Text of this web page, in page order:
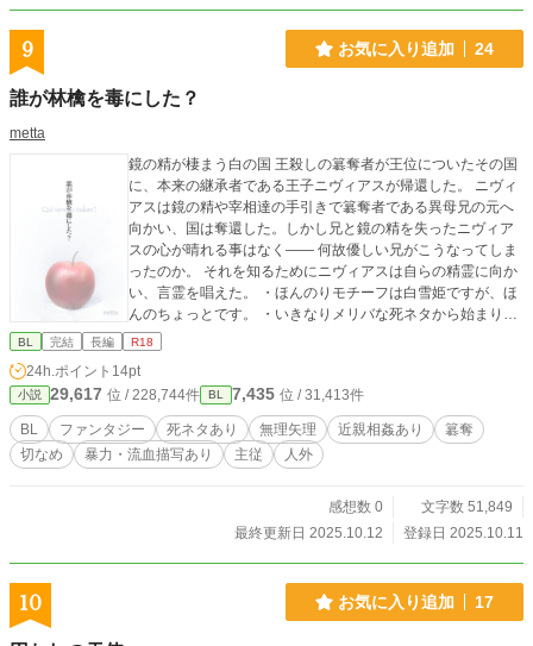
前半はシリアスめです。また、戦闘シーンがあり、狼とワイバーンが結構死にま
す。が、後半は甘々の予定。 ☆R18には＊を付けます(後半になる予定)。 ☆異
世界ものですが、設定等はゆるゆるで、ご都合主義な展開もあるかと…寛大な心
でお読みいただけると幸いです。 古代？設定なのに、猫科、犬科動物という概
念があるの？そもそも猫、犬自体が生息してるの？と、途中で筆者自身が疑問に
9 お気に入り追加 24
誰が林檎を毒にした？
metta
鏡の精が棲まう白の国 王殺しの簒奪者が王位についたその国
に、本来の継承者である王子ニヴィアスが帰還した。 ニヴィ
アスは鏡の精や宰相達の手引きで簒奪者である異母兄の元へ
向かい、国は奪還した。しかし兄と鏡の精を失ったニヴィア
スの心が晴れる事はなく―― 何故優しい兄がこうなってしま
ったのか。 それを知るためにニヴィアスは自らの精霊に向か
い、言霊を唱えた。 ・ほんのりモチーフは白雪姫ですが、ほ
んのちょっとです。 ・いきなりメリバな死ネタから始まりま
すが、そんなに悪い終わりではないと思います。 ・血の描写
BL 完結 長編 R18
24h.ポイント 14pt
小説 29,617 位 / 228,744件 BL 7,435 位 / 31,413件
BL ファンタジー 死ネタあり 無理矢理 近親相姦あり
簒奪
切なめ
暴力・流血描写あり 主従 人外
感想数 0
文字数 51,849
最終更新日 2025.10.12
登録日 2025.10.11
10 お気に入り追加 17